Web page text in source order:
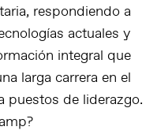
respondiendo a
actuales y
integral que
larga carrera en el
puestos de liderazgo.